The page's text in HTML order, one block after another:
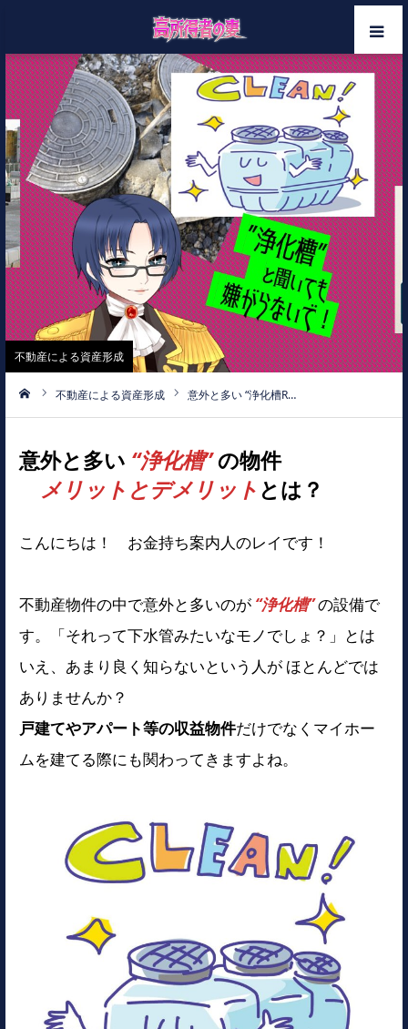
不動産による資産形成
不動産による資産形成 意外と多い “浄化槽R…
意外と多い “浄化槽”の物件
メリットとデメリット とは？
こんにちは！ お金持ち案内人のレイです！
不動産物件の中で意外と多いのが “浄化槽”の設備で
す。「それって下水管みたいなモノでしょ？」とは
いえ、あまり良く知らないという人が ほとんどでは
ありませんか？
戸建てやアパート等の収益物件だけでなくマイホー
ムを建てる際にも関わってきますよね。
ホーム
メンバー
カテゴリー
お問い合わせ